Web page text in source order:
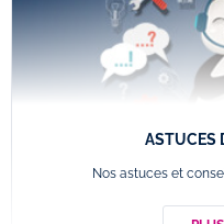
ASTUCES
Nos astuces et